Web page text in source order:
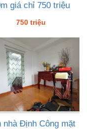
giá chỉ 750 triệu
750 triệu
nhà Định Công mặt